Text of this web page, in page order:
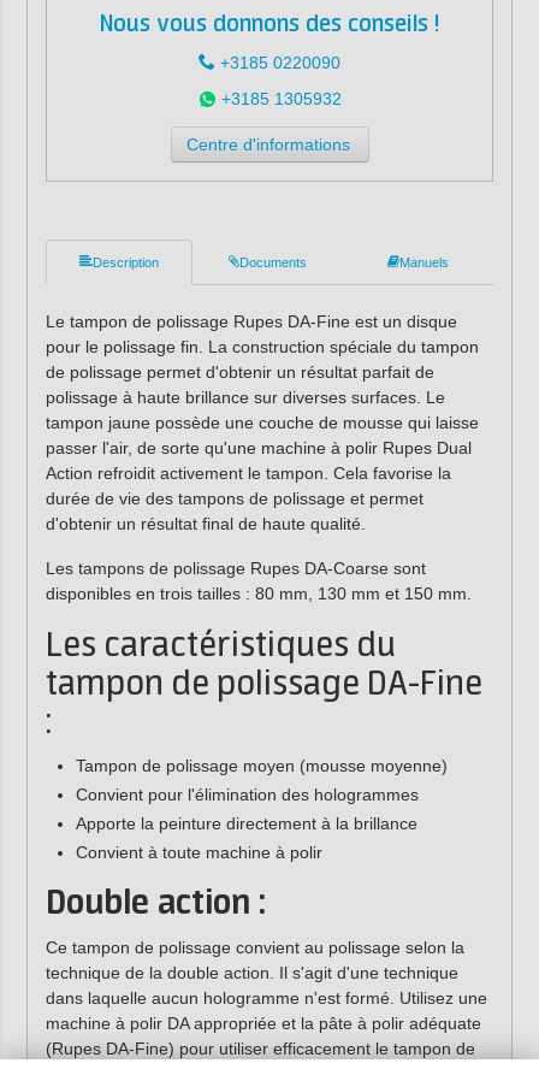
Nous vous donnons des conseils !
+3185 0220090
+3185 1305932
Centre d'informations
Description Documents Manuels
Le tampon de polissage Rupes DA-Fine est un disque
pour le polissage fin. La construction spéciale du tampon
de polissage permet d'obtenir un résultat parfait de
polissage à haute brillance sur diverses surfaces. Le
tampon jaune possède une couche de mousse qui laisse
passer l'air, de sorte qu'une machine à polir Rupes Dual
Action refroidit activement le tampon. Cela favorise la
durée de vie des tampons de polissage et permet
d'obtenir un résultat final de haute qualité.
Les tampons de polissage Rupes DA-Coarse sont
disponibles en trois tailles : 80 mm, 130 mm et 150 mm.
Les caractéristiques du
tampon de polissage DA-Fine
:
Tampon de polissage moyen (mousse moyenne)
Convient pour l'élimination des hologrammes
Apporte la peinture directement à la brillance
Convient à toute machine à polir
Double action :
Ce tampon de polissage convient au polissage selon la
technique de la double action. Il s'agit d'une technique
dans laquelle aucun hologramme n'est formé. Utilisez une
machine à polir DA appropriée et la pâte à polir adéquate
(Rupes DA-Fine) pour utiliser efficacement le tampon de